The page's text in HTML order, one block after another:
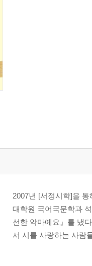
2007년 [서정시학]을
대학원 국어국문학과
선한 악마예요』를 냈
서 시를 사랑하는 사람